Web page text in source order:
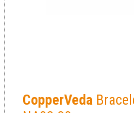
CopperVeda